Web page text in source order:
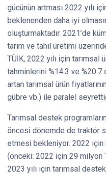
gücünün artması 2022 yılı
beklenenden daha iyi
oluşturmaktadır. 2021’de
tarım ve tahıl üretimi
TÜİK, 2022 yılı için tarımsal
tahminlerini %14.3 ve %20.7
artan tarımsal ürün
gübre vb.) ile paralel
Tarımsal destek
öncesi dönemde de traktör
etmesi bekleniyor. 2022 için
(önceki: 2022 için 29 milyon
2023 yılı için tarımsal